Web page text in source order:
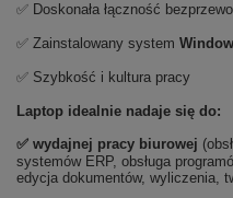
✅ Doskonała łączność
✅ Zainstalowany system
✅ Szybkość i kultura pracy
Laptop idealnie nadaje się do:
✅ wydajnej pracy biurowej
systemów ERP, obsługa
edycja dokumentów, wyliczenia,